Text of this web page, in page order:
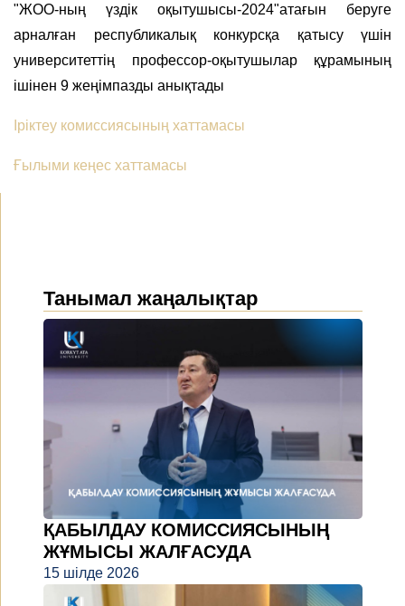
"ЖОО-ның үздік оқытушысы-2024"атағын беруге
арналған республикалық конкурсқа қатысу үшін
университеттің профессор-оқытушылар құрамының
ішінен 9 жеңімпазды анықтады
Іріктеу комиссиясының хаттамасы
Ғылыми кеңес хаттамасы
Танымал жаңалықтар
ҚАБЫЛДАУ КОМИССИЯСЫНЫҢ
ЖҰМЫСЫ ЖАЛҒАСУДА
15 шілде 2026